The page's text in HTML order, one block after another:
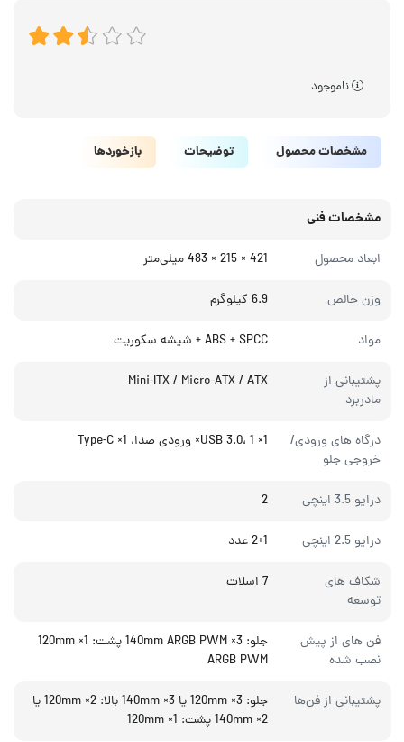
ناموجود
مشخصات محصول توضیحات بازخوردها
مشخصات فنی
ابعاد محصول 421 × 215 × 483 میلی‌متر
وزن خالص 6.9 کیلوگرم
مواد ABS + SPCC + شیشه سکوریت
پشتیبانی از
مادربرد
Mini-ITX / Micro-ATX / ATX
درگاه های ورودی/
خروجی جلو
1× USB 3.0، 1× ورودی صدا، 1× Type-C
درایو 3.5 اینچی 2
درایو 2.5 اینچی 2+1 عدد
شکاف های
توسعه
7 اسلات
فن های از پیش
نصب شده
جلو: 3× 140mm ARGB PWM پشت: 1× 120mm
ARGB PWM
پشتیبانی از فن‌ها
جلو: 3× 120mm یا 3× 140mm بالا: 2× 120mm یا
2× 140mm پشت: 1× 120mm